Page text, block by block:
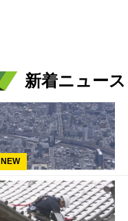
新着ニュース
NEW